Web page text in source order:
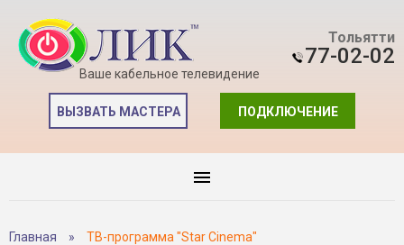
Ваше кабельное телевидение
Тольятти
77-02-02
ПОДКЛЮЧЕНИЕ
ВЫЗВАТЬ МАСТЕРА
Главная » ТВ-программа "Star Cinema"